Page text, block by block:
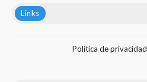
Links
Política de privacidad